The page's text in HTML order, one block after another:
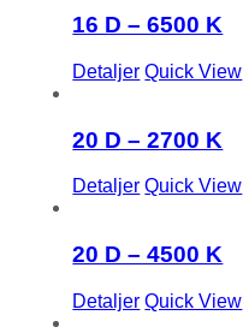
16 D – 6500 K
Detaljer Quick View
20 D – 2700 K
Detaljer Quick View
20 D – 4500 K
Detaljer Quick View